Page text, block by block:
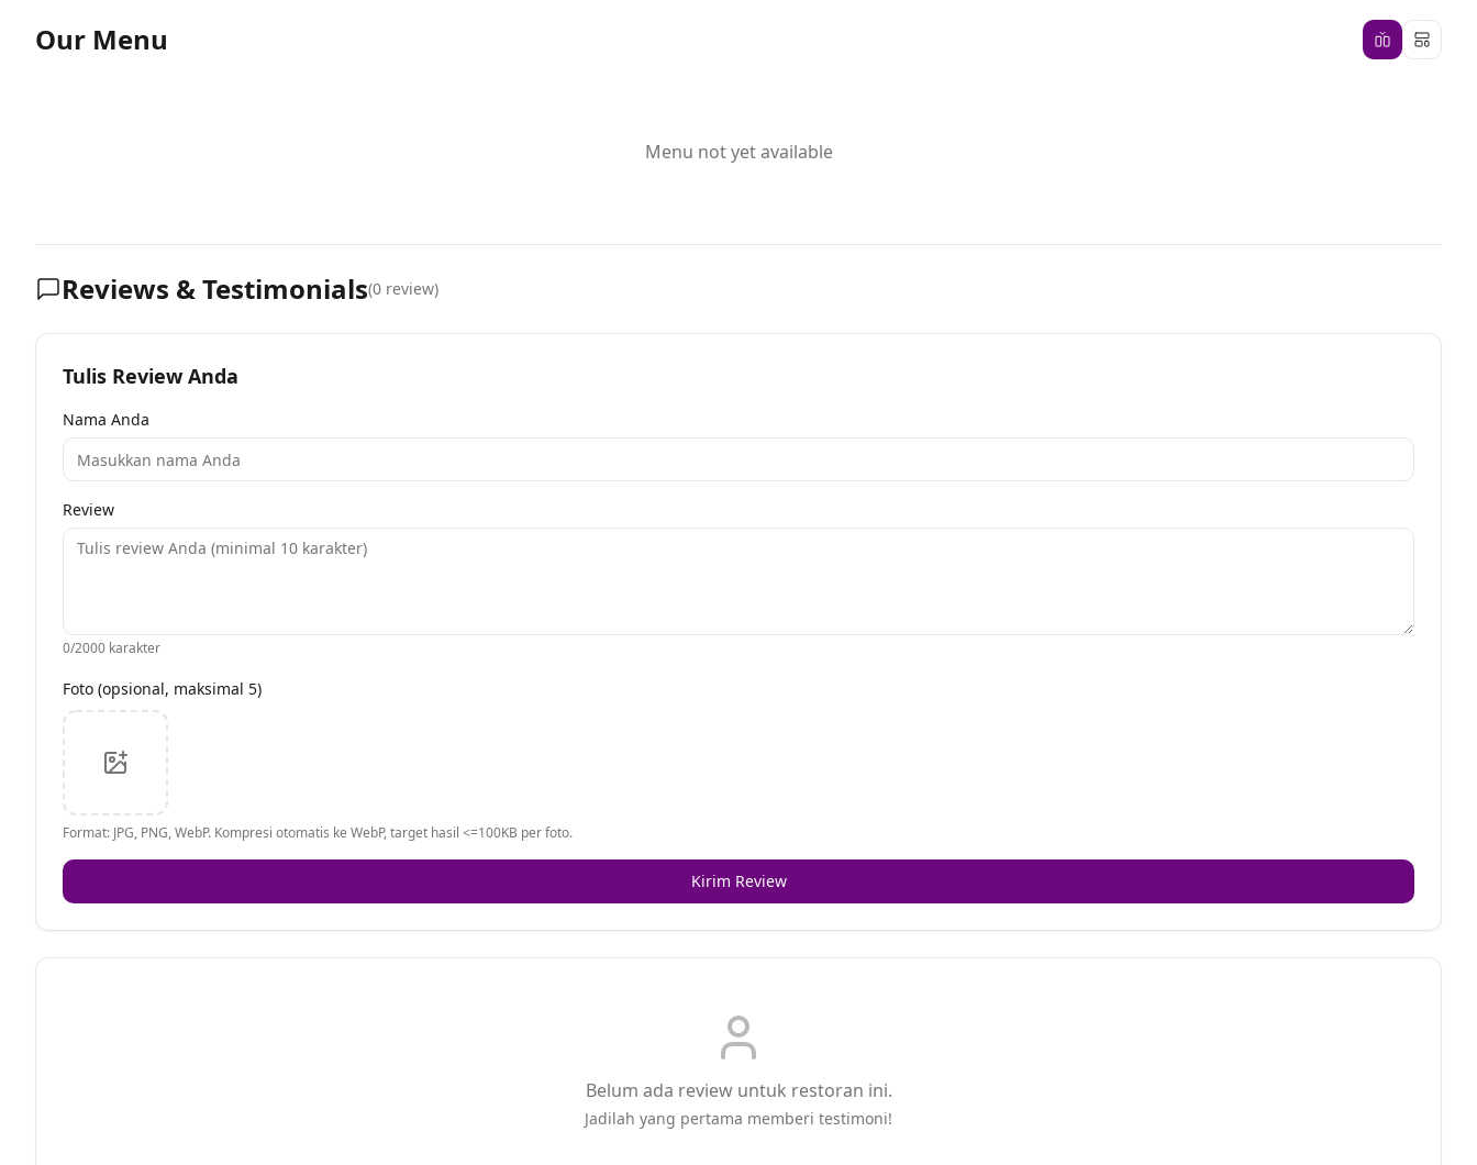
Our Menu
Menu not yet available
Reviews & Testimonials(0 review)
Tulis Review Anda
Nama Anda
Review
0/2000 karakter
Foto (opsional, maksimal 5)
Format: JPG, PNG, WebP. Kompresi otomatis ke WebP, target hasil <=100KB per foto.
Kirim Review
Belum ada review untuk restoran ini.
Jadilah yang pertama memberi testimoni!